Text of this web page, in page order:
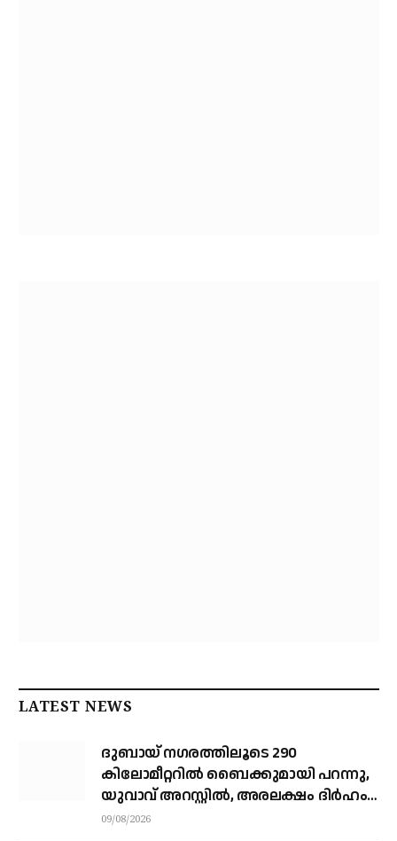
LATEST NEWS
ദുബായ് ന​ഗരത്തിലൂടെ 290
കിലോമീറ്ററില്‍ ബൈക്കുമായി പറന്നു,
യുവാവ് അറസ്റ്റിൽ, അരലക്ഷം ദിർഹം
പിഴ
09/08/2026